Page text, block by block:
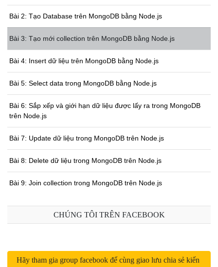
Bài 2: Tạo Database trên MongoDB bằng Node.js
Bài 3: Tạo mới collection trên MongoDB bằng Node.js
Bài 4: Insert dữ liệu trên MongoDB bằng Node.js
Bài 5: Select data trong MongoDB bằng Node.js
Bài 6: Sắp xếp và giới hạn dữ liệu được lấy ra trong MongoDB
trên Node.js
Bài 7: Update dữ liệu trong MongoDB trên Node.js
Bài 8: Delete dữ liệu trong MongoDB trên Node.js
Bài 9: Join collection trong MongoDB trên Node.js
CHÚNG TÔI TRÊN FACEBOOK
Hãy tham gia group facebook để cùng giao lưu chia sẻ kiến